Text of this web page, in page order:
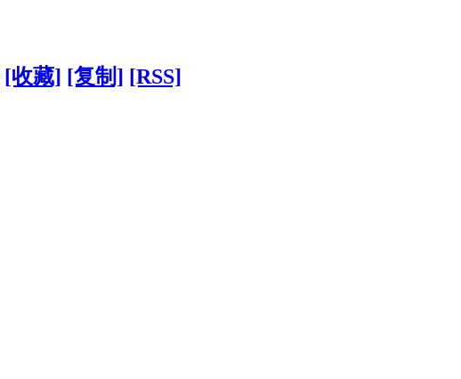
[收藏] [复制] [RSS]